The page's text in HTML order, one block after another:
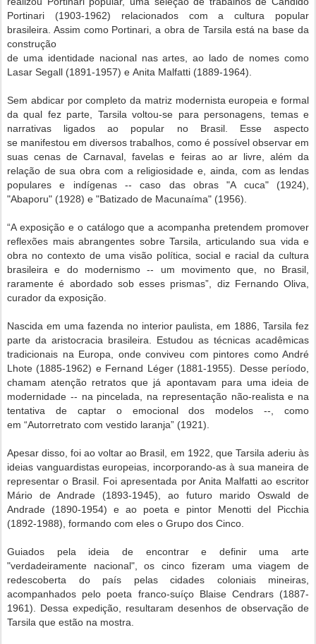
Portinari (1903-1962) relacionados com acultura popular
brasileira. Assim como Portinari, a obra de Tarsila está na base da
construção
de uma identidade nacional nas artes, ao lado de nomes como
Lasar Segall (1891-1957) e Anita Malfatti (1889-1964).
Sem abdicar por completo da matriz modernista europeia e formal
da qual fez parte, Tarsilavoltou-se para personagens, temas e
narrativas ligados ao popular no Brasil. Esse aspecto
se manifestou em diversos trabalhos, como é possível observar em
suas cenas de Carnaval,favelas e feiras ao ar livre, além da
relação de sua obra com a religiosidade e, ainda, com as lendas
populares e indígenas -- caso das obras "A cuca" (1924),
"Abaporu" (1928) e "Batizado de Macunaíma" (1956).
“A exposição e o catálogo que a acompanha pretendem promover
reflexões mais abrangentes sobre Tarsila, articulando sua vida e
obra no contexto de uma visão política, social e racial da cultura
brasileira e do modernismo -- um movimento que, no Brasil,
raramente é abordado sob esses prismas”, diz Fernando Oliva,
curador da exposição.
Nascida em uma fazenda no interior paulista, em 1886, Tarsila fez
parte da aristocracia brasileira. Estudou as técnicas acadêmicas
tradicionais na Europa, onde conviveu com pintores como André
Lhote (1885-1962) e Fernand Léger (1881-1955). Desse período,
chamamatenção retratos que já apontavam para uma ideia de
modernidade -- na pincelada, na representação não-realista e na
tentativa de captar o emocional dos modelos --, como
em “Autorretrato com vestido laranja” (1921).
Apesar disso, foi ao voltar ao Brasil, em 1922, que Tarsila aderiu às
ideias vanguardistaseuropeias, incorporando-as à sua maneira de
representar o Brasil. Foi apresentada por Anita Malfatti ao escritor
Mário de Andrade (1893-1945), ao futuro marido Oswald de
Andrade (1890-1954) e ao poeta e pintor Menotti del Picchia
(1892-1988), formando com eles o Grupo dos Cinco.
Guiados pela ideia de encontrar e definir uma arte
"verdadeiramente nacional", os cinco fizeram uma viagem de
redescoberta do país pelas cidades coloniais mineiras,
acompanhados pelo poeta franco-suíço Blaise Cendrars (1887-
1961). Dessa expedição, resultaram desenhos de observação de
Tarsila que estão na mostra.